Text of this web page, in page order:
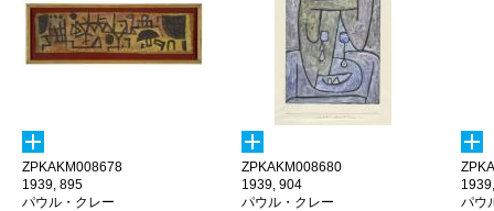
ZPKAKM008678
1939, 895
パウル・クレー
ZPKAKM008680
1939, 904
パウル・クレー
パウ